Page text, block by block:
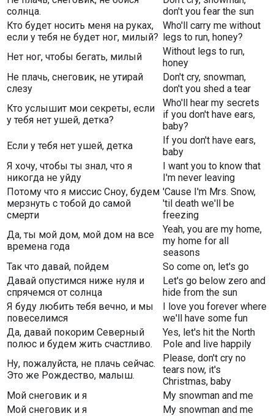
солнца.
don't you fear the sun
Кто будет носить меня на руках,
если у тебя не будет ног, милый?
Who'll carry me without
legs to run, honey?
Нет ног, чтобы бегать, милый
Without legs to run,
honey
Не плачь, снеговик, не утирай
слезу
Don't cry, snowman,
don't you shed a tear
Кто услышит мои секреты, если
у тебя нет ушей, детка?
Who'll hear my secrets
if you don't have ears,
baby?
Если у тебя нет ушей, детка
If you don't have ears,
baby
Я хочу, чтобы ты знал, что я
никогда не уйду
I want you to know that
I'm never leaving
Потому что я миссис Сноу, будем
мерзнуть с тобой до самой
смерти
'Cause I'm Mrs. Snow,
'til death we'll be
freezing
Да, ты мой дом, мой дом на все
времена года
Yeah, you are my home,
my home for all
seasons
Так что давай, пойдем
So come on, let's go
Давай опустимся ниже нуля и
спрячемся от солнца
Let's go below zero and
hide from the sun
Я буду любить тебя вечно, и мы
повеселимся
I love you forever where
we'll have some fun
Да, давай покорим Северный
полюс и будем жить счастливо.
Yes, let's hit the North
Pole and live happily
Ну, пожалуйста, не плачь сейчас.
Это же Рождество, малыш.
Please, don't cry no
tears now, it's
Christmas, baby
Мой снеговик и я
My snowman and me
Мой снеговик и я
My snowman and me